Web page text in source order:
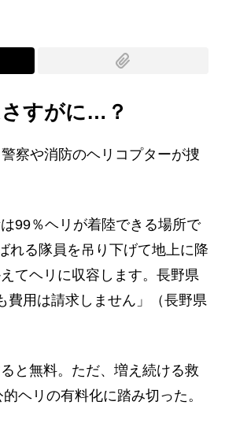
すがに…？
察や消防のヘリコプターが捜
99％ヘリが着陸できる場所で
れる隊員を吊り下げて地上に降
てヘリに収容します。長野県
費用は請求しません」（長野県
と無料。ただ、増え続ける救
ヘリの有料化に踏み切った。